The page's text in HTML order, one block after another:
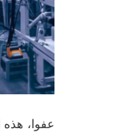
عفوا،